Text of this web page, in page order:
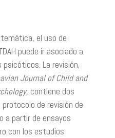
el uso de
puede ir asociado a
La revisión,
Journal of Child and
contiene dos
de revisión de
a partir de ensayos
con los estudios